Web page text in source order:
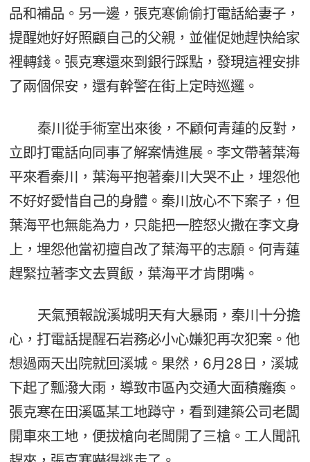
品和補品。另一邊，張克寒偷偷打電話給妻子，
提醒她好好照顧自己的父親，並催促她趕快給家
裡轉錢。張克寒還來到銀行踩點，發現這裡安排
了兩個保安，還有幹警在街上定時巡邏。
秦川從手術室出來後，不顧何青蓮的反對，
立即打電話向同事了解案情進展。李文帶著葉海
平來看秦川，葉海平抱著秦川大哭不止，埋怨他
不好好愛惜自己的身體。秦川放心不下案子，但
葉海平也無能為力，只能把一腔怒火撒在李文身
上，埋怨他當初擅自改了葉海平的志願。何青蓮
趕緊拉著李文去買飯，葉海平才肯閉嘴。
天氣預報說溪城明天有大暴雨，秦川十分擔
心，打電話提醒石岩務必小心嫌犯再次犯案。他
想過兩天出院就回溪城。果然，6月28日，溪城
下起了瓢潑大雨，導致市區內交通大面積癱瘓。
張克寒在田溪區某工地蹲守，看到建築公司老闆
開車來工地，便拔槍向老闆開了三槍。工人聞訊